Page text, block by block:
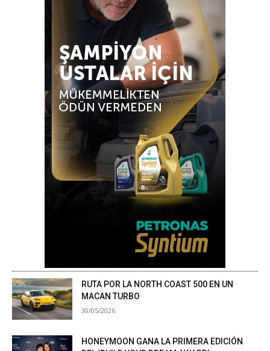
RUTA POR LA NORTH COAST 500 EN UN
MACAN TURBO
30/05/2026
HONEYMOON GANA LA PRIMERA EDICIÓN